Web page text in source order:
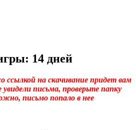
14 дней
ссылкой на скачивание придет вам
письма, проверьте папку
письмо попало в нее